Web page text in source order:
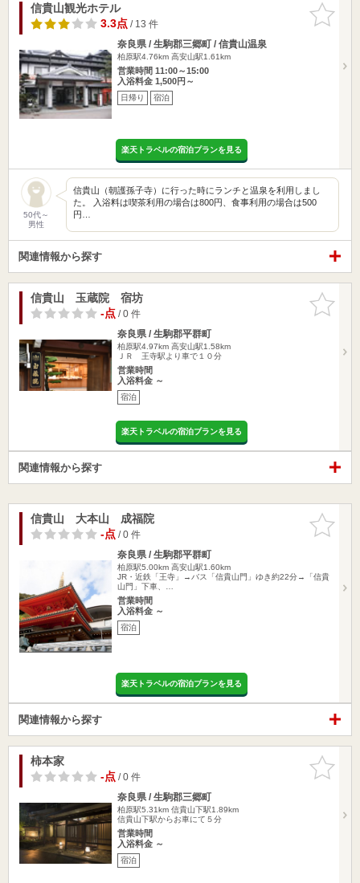
お気に入
りに追加
信貴山観光ホテル
3.3点/ 13 件
奈良県 / 生駒郡三郷町 / 信貴山温泉
柏原駅4.76km 高安山駅1.61km
営業時間 11:00～15:00
入浴料金 1,500円～
日帰り 宿泊
楽天トラベルの宿泊プランを見る
50代～
男性
信貴山（朝護孫子寺）に行った時にランチと温泉を利用しまし
た。 入浴料は喫茶利用の場合は800円、食事利用の場合は500
円…
関連情報から探す
お気に入
りに追加
信貴山 玉蔵院 宿坊
-点/ 0 件
奈良県 / 生駒郡平群町
柏原駅4.97km 高安山駅1.58km
ＪＲ 王寺駅より車で１０分
営業時間
入浴料金 ～
宿泊
楽天トラベルの宿泊プランを見る
関連情報から探す
お気に入
りに追加
信貴山 大本山 成福院
-点/ 0 件
奈良県 / 生駒郡平群町
柏原駅5.00km 高安山駅1.60km
JR・近鉄「王寺」→バス「信貴山門」ゆき約22分→「信貴
山門」下車、…
営業時間
入浴料金 ～
宿泊
楽天トラベルの宿泊プランを見る
関連情報から探す
お気に入
りに追加
柿本家
-点/ 0 件
奈良県 / 生駒郡三郷町
柏原駅5.31km 信貴山下駅1.89km
信貴山下駅からお車にて５分
営業時間
入浴料金 ～
宿泊